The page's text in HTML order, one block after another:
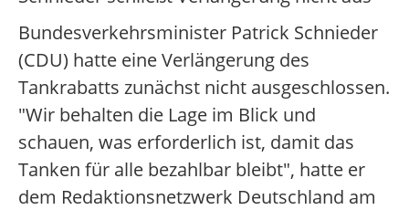
Bundesverkehrsminister Patrick Schnieder
(CDU) hatte eine Verlängerung des
Tankrabatts zunächst nicht ausgeschlossen.
"Wir behalten die Lage im Blick und
schauen, was erforderlich ist, damit das
Tanken für alle bezahlbar bleibt", hatte er
dem Redaktionsnetzwerk Deutschland am